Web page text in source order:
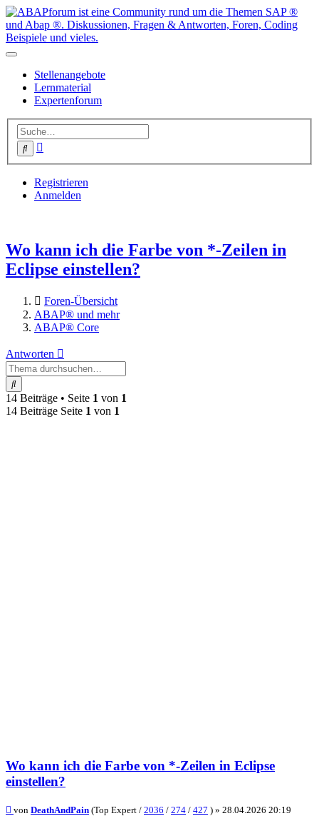
Stellenangebote
Lernmaterial
Expertenforum
Suche
Registrieren
Anmelden
Wo kann ich die Farbe von *-Zeilen in
Eclipse einstellen?
Foren-Übersicht
ABAP® und mehr
ABAP® Core
Antworten
Suche
14 Beiträge • Seite 1 von 1
14 Beiträge Seite 1 von 1
Wo kann ich die Farbe von *-Zeilen in Eclipse
einstellen?
Beitrag
von DeathAndPain (Top Expert / 2036 / 274 / 427 ) » 28.04.2026 20:19